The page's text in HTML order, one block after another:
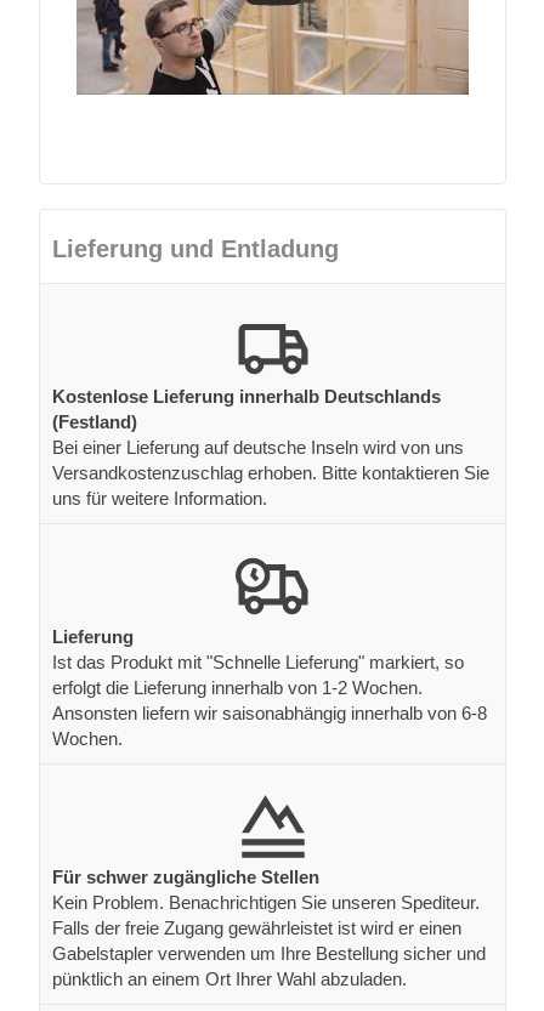
Lieferung und Entladung
Kostenlose Lieferung innerhalb Deutschlands
(Festland)
Bei einer Lieferung auf deutsche Inseln wird von uns
Versandkostenzuschlag erhoben. Bitte kontaktieren Sie
uns für weitere Information.
Lieferung
Ist das Produkt mit "Schnelle Lieferung" markiert, so
erfolgt die Lieferung innerhalb von 1-2 Wochen.
Ansonsten liefern wir saisonabhängig innerhalb von 6-8
Wochen.
Für schwer zugängliche Stellen
Kein Problem. Benachrichtigen Sie unseren Spediteur.
Falls der freie Zugang gewährleistet ist wird er einen
Gabelstapler verwenden um Ihre Bestellung sicher und
pünktlich an einem Ort Ihrer Wahl abzuladen.